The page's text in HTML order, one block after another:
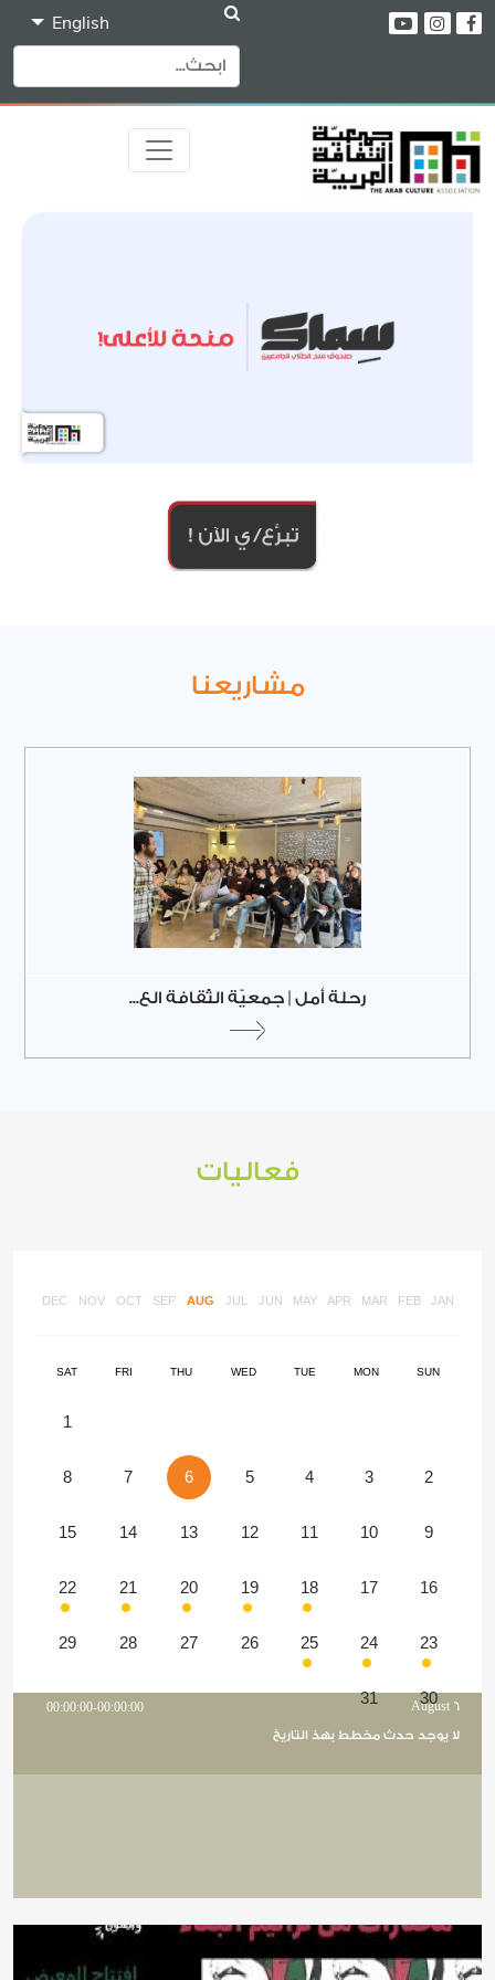
English
مشاريعنا
رحلة أمل | جمعيّة الثّقافة الع...
فعاليات
JAN
FEB
MAR
APR
MAY
JUN
JUL
AUG
SEP
OCT
NOV
DEC
SUN
MON
TUE
WED
THU
FRI
SAT
1
2
3
4
5
6
7
8
9
10
11
12
13
14
15
16
17
18
19
20
21
22
23
24
25
26
27
28
29
30
31
00:00:00-00:00:00
August 6
لا يوجد حدث مخطط بهذ التاريخ